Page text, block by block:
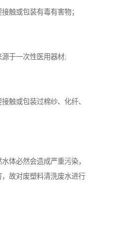
触或包装有毒有害物；
于一次性医用器材;
触或包装过棉纱、化纤、
体必然会造成严重污染，
故对废塑料清洗废水进行